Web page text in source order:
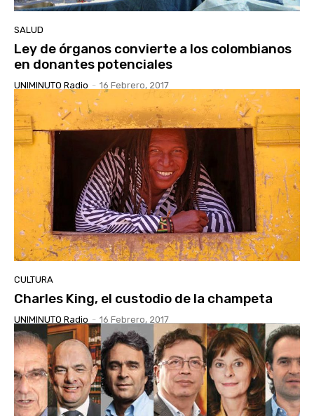
SALUD
Ley de órganos convierte a los colombianos
en donantes potenciales
UNIMINUTO Radio - 16 Febrero, 2017
CULTURA
Charles King, el custodio de la champeta
UNIMINUTO Radio - 16 Febrero, 2017